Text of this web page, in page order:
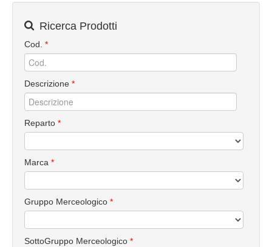
Ricerca Prodotti
Cod. *
Descrizione *
Reparto *
Marca *
Gruppo Merceologico *
SottoGruppo Merceologico *